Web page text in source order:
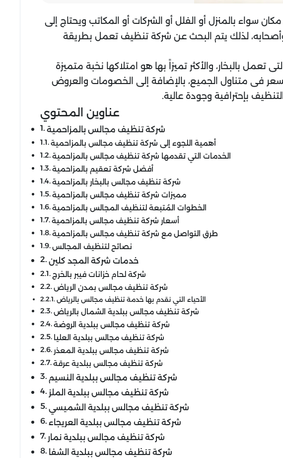
سواء بالمنزل أو الفلل أو الشركات أو المكاتب ويحتاج إلى
لذلك يتم البحث عن شركة تنظيف تعمل بطريقة
بالبخار، والأكثر تميزاً بها هو امتلاكها نخبة متميزة
فى متناول الجميع، بالإضافة إلى الخصومات والعروض
بإحترافية وجودة عالية.
عناوين المحتوي
شركة تنظيف مجالس بالمزاحمية
أهمية اللجوء إلى شركة تنظيف مجالس بالمزاحمية
الخدمات التي تقدمها شركة تنظيف مجالس بالمزاحمية
أفضل شركة تعقيم بالمزاحمية
شركة تنظيف مجالس بالبخار بالمزاحمية
مميزات شركة تنظيف مجالس بالمزاحمية
الخطوات المُتبعة لتنظيف المجالس بالمزاحمية
أسعار شركة تنظيف مجالس بالمزاحمية
طرق التواصل مع شركة تنظيف مجالس بالمزاحمية
نصائح لتنظيف المجالس
خدمات شركة المجد كلين
شركة لحام خزانات فيبر بالخرج
شركة تنظيف مجالس بمدن الرياض
الأحياء التي نقدم بها خدمة تنظيف مجالس بالرياض
شركة تنظيف مجالس ببلدية الشمال بالرياض
شركة تنظيف مجالس ببلدية الروضة
شركة تنظيف مجالس ببلدية العليا
شركة تنظيف مجالس ببلدية المعذر
شركة تنظيف مجالس ببلدية عرقة
شركة تنظيف مجالس ببلدية النسيم
شركة تنظيف مجالس ببلدية الملز
شركة تنظيف مجالس ببلدية الشميسي
شركة تنظيف مجالس ببلدية العريجاء
شركة تنظيف مجالس ببلدية نمار
شركة تنظيف مجالس ببلدية الشفا